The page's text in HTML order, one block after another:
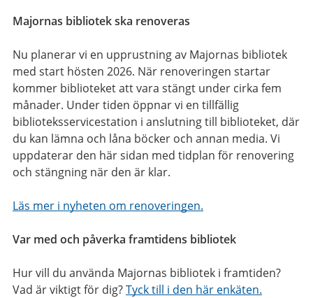
Majornas bibliotek ska renoveras
Nu planerar vi en upprustning av Majornas bibliotek
med start hösten 2026. När renoveringen startar
kommer biblioteket att vara stängt under cirka fem
månader. Under tiden öppnar vi en tillfällig
biblioteksservicestation i anslutning till biblioteket, där
du kan lämna och låna böcker och annan media. Vi
uppdaterar den här sidan med tidplan för renovering
och stängning när den är klar.
Läs mer i nyheten om renoveringen.
Var med och påverka framtidens bibliotek
Hur vill du använda Majornas bibliotek i framtiden?
Vad är viktigt för dig?Tyck till i den här enkäten.